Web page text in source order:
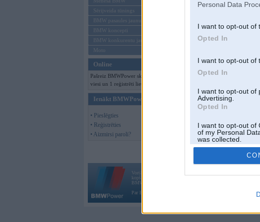
Personal Data
I want to opt-out of
Opted In
I want to opt-out of
Opted In
I want to opt-out of
Advertising.
Opted In
I want to opt-out of
of my Personal
was collected.
Opted Out
Sērijveida tūnings
BMW pasaules jaunumi
BMW koncepti
BMW konkurentu jaunumi
Moto
Online
Pašreiz BMWPower skatās 310
viesi un 1 reģistrēti lietotāji.
Ienākt BMWPower
• Pieslēgties
• Reģistrēties
• Aizmirsi paroli?
Vortāls BMWPower.lv darbojas
kopš 2002. gada 14. maija. Tas nav auto klubs un nav saistīts ar
BMW AG.
Par BMWPower